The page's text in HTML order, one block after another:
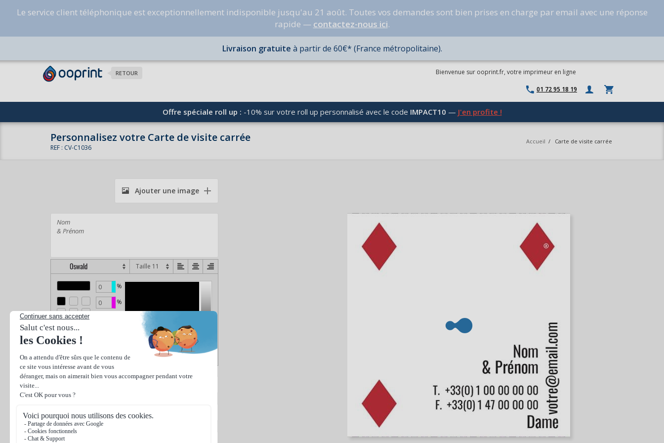
Le service client téléphonique est exceptionnellement indisponible jusqu'au 21 août. Toutes vos demandes sont bien prises en charge par email avec une réponse
rapide — contactez-nous ici.
Livraison gratuite à partir de 60€* (France métropolitaine).
RETOUR Bienvenue sur ooprint.fr, votre imprimeur en ligne
01 72 95 18 19
Offre spéciale roll up : -10% sur votre roll up personnalisé avec le code IMPACT10 — J'en profite !
Personnalisez votre Carte de visite carrée
REF : CV-C1036
Accueil / Carte de visite carrée
Ajouter une image
%
%